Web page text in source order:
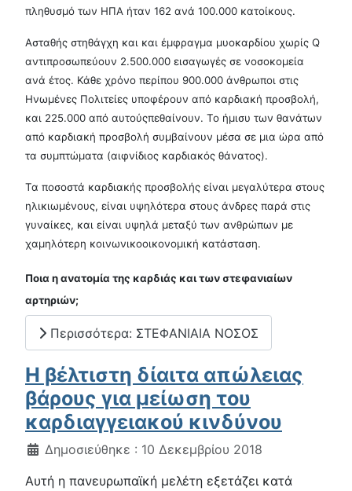
πληθυσμό των ΗΠΑ ήταν 162 ανά 100.000 κατοίκους.
Ασταθής στηθάγχη και και έμφραγμα μυοκαρδίου χωρίς Q
αντιπροσωπεύουν 2.500.000 εισαγωγές σε νοσοκομεία
ανά έτος. Κάθε χρόνο περίπου 900.000 άνθρωποι στις
Ηνωμένες Πολιτείες υποφέρουν από καρδιακή προσβολή,
και 225.000 από αυτούςπεθαίνουν. Το ήμισυ των θανάτων
από καρδιακή προσβολή συμβαίνουν μέσα σε μια ώρα από
τα συμπτώματα (αιφνίδιος καρδιακός θάνατος).
Τα ποσοστά καρδιακής προσβολής είναι μεγαλύτερα στους
ηλικιωμένους, είναι υψηλότερα στους άνδρες παρά στις
γυναίκες, και είναι υψηλά μεταξύ των ανθρώπων με
χαμηλότερη κοινωνικοοικονομική κατάσταση.
Ποια η ανατομία της καρδιάς και των στεφανιαίων
αρτηριών;
Περισσότερα: ΣΤΕΦΑΝΙΑΙΑ ΝΟΣΟΣ
Η βέλτιστη δίαιτα απώλειας
βάρους για μείωση του
καρδιαγγειακού κινδύνου
Λεπτομέρειες
Δημοσιεύθηκε : 10 Δεκεμβρίου 2018
Αυτή η πανευρωπαϊκή μελέτη εξετάζει κατά